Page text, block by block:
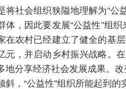
将社会组织狭隘地理解为“公
体，因此要发展“公益性”组
在农村已经建立了健全的基
元，并启动乡村振兴战略。
地分享经济社会发展成果。
斜，“公益性”组织所能起到的